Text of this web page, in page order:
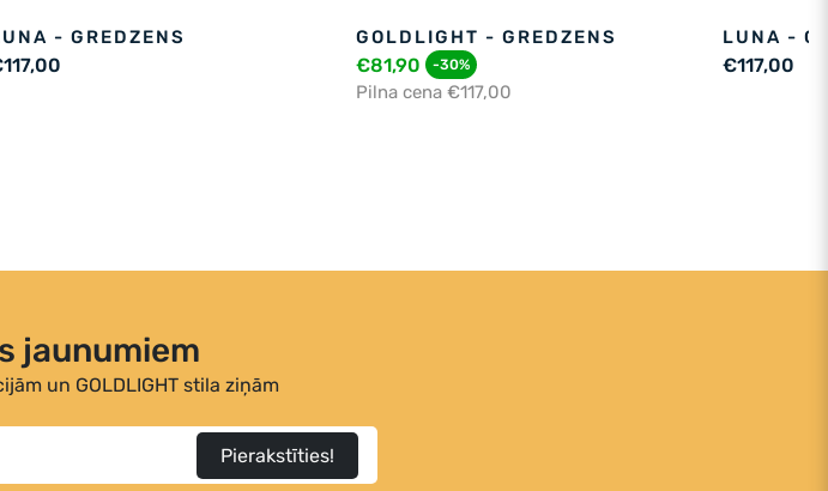
- GREDZENS GOLDLIGHT - GREDZENS
€81,90 -30%
Pilna cena €117,00
LUNA -
€117,00
jaunumiem
un GOLDLIGHT stila ziņām
Pierakstīties!